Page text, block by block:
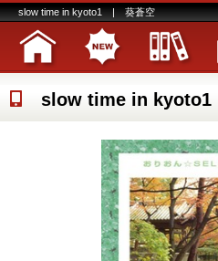
slow time in kyoto1 | 葵蒼空
slow time in kyoto1